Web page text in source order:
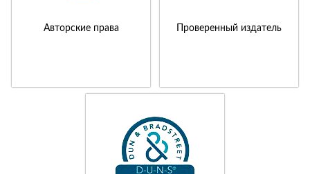
Авторские права Проверенный издатель